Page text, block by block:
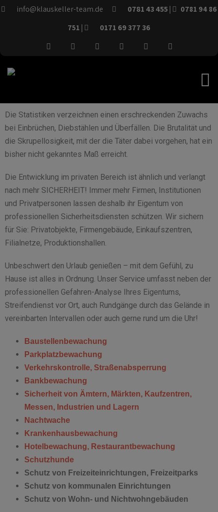
info@klauskeller-team.de 0781 43 455 |
0781 94 86
751 |
0171 69 377 36
Die Statistiken verzeichnen einen erschreckenden Zuwachs
bei Einbrüchen, Diebstählen und Überfällen. Die Brutalität und
die Skrupellosigkeit, mit der die Täter dabei vorgehen, hat ein
bisher nicht gekanntes Maß erreicht.
Die Entwicklung im privaten Bereich ist ähnlich und verlangt
nach mehr SICHERHEIT! Immer mehr Firmen, Institutionen
und Privatpersonen lassen deshalb ihr Eigentum von
professionellen Sicherheitsdiensten schützen. Wir sichern
für Sie: Privatobjekte, Firmengebäude, Einkaufszentren,
Filialnetze, Produktionshallen.
Unbeschwert den Urlaub genießen – mit dem Gefühl, zu
Hause ist alles in Ordnung. Unser Service umfasst neben der
professionellen Gefahren-Analyse Ihres Eigentums,
Streifendienst vor Ort, auch Rundgänge durch das Gelände in
vereinbarten Intervallen oder auch gerne rund um die Uhr!
Baustellenbewachung
Parkplatzbewachung
Verkehrskontrolle, Straßenabsperrung
Bankbewachung
Sicherheit von Ämtern, Märkten, Kaufzentren,
Messen, Industrien und Lagern
Nachtwache
Krankenhausbewachung
Hotelbewachung, Restaurantbewachung
Schutzhunde
Schutz von Freizeiteinrichtungen, Freizeitparks
Schutz von kommunalen Einrichtungen
Schutz von Wohn- und Nichtwohngebäuden